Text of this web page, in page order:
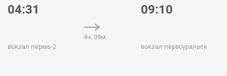
04:31
вокзал пермь-2
4ч. 39м.
09:10
вокзал первоуральск